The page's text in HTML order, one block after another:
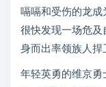
嗝嗝和受伤的龙成
很快发现一场危及
身而出率领族人捍
年轻英勇的维京勇